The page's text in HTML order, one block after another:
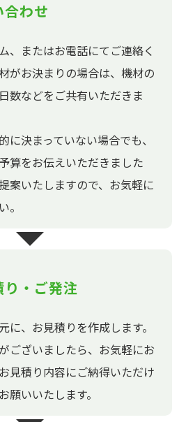
合わせ
、またはお電話にてご連絡く
がお決まりの場合は、機材の
数などをご共有いただきま
に決まっていない場合でも、
算をお伝えいただきました
案いたしますので、お気軽に
。
り・ご発注
に、お見積りを作成します。
ございましたら、お気軽にお
見積り内容にご納得いただけ
願いいたします。